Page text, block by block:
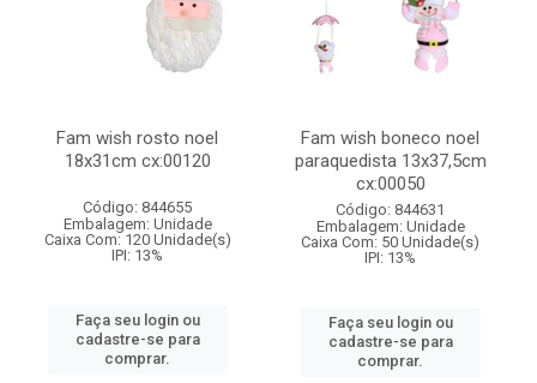
Fam wish rosto noel
18x31cm cx:00120
Código: 844655
Embalagem: Unidade
Caixa Com: 120 Unidade(s)
IPI: 13%
Faça seu login ou
cadastre-se para
comprar.
Fam wish boneco noel
paraquedista 13x37,5cm
cx:00050
Código: 844631
Embalagem: Unidade
Caixa Com: 50 Unidade(s)
IPI: 13%
Faça seu login ou
cadastre-se para
comprar.